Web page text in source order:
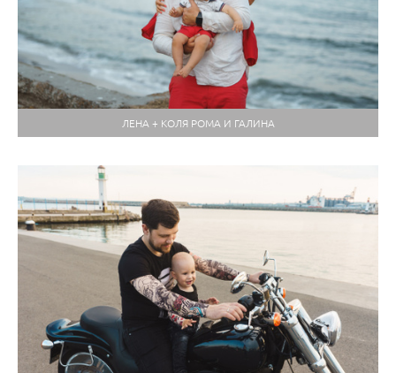
ЛЕНА + КОЛЯ РОМА И ГАЛИНА